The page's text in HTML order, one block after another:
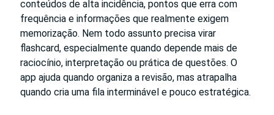
conteúdos de alta incidência, pontos que erra com
frequência e informações que realmente exigem
memorização. Nem todo assunto precisa virar
flashcard, especialmente quando depende mais de
raciocínio, interpretação ou prática de questões. O
app ajuda quando organiza a revisão, mas atrapalha
quando cria uma fila interminável e pouco estratégica.